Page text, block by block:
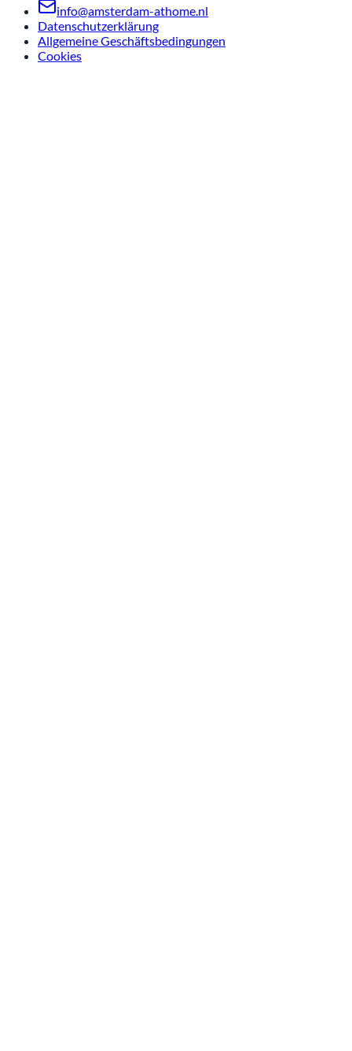
info@amsterdam-athome.nl
Datenschutzerklärung
Allgemeine Geschäftsbedingungen
Cookies